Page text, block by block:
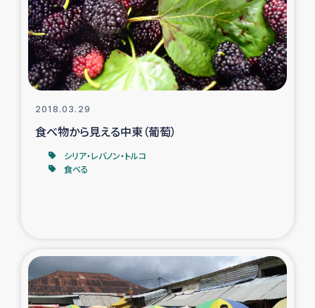
仮設住宅生活支援・農業復興支援
漁業復興支援
経済自立支援事業
ガザ地区における羊の畜産支援
ガザ地区での公園の緑化を通じた支援事業
2018.03.29
食べ物から見える中東（葡萄）
シリア・レバノン・トルコ
食べる